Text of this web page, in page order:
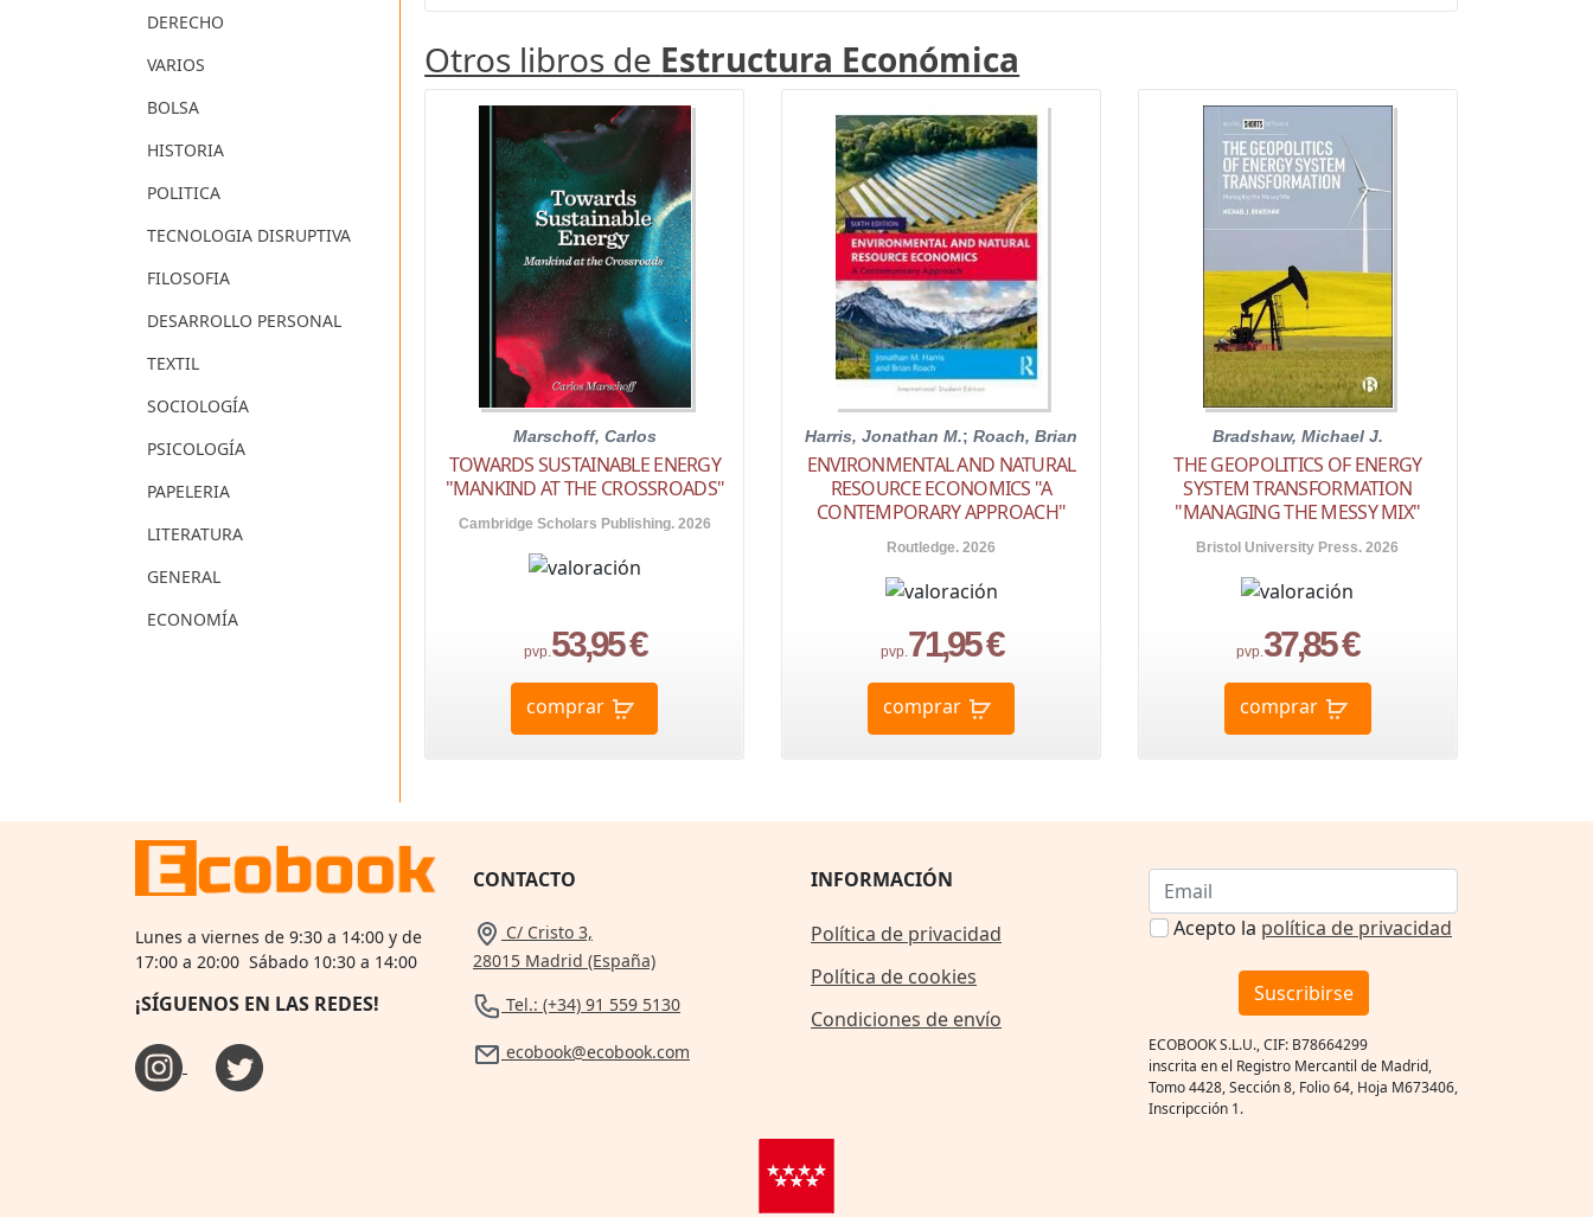
DERECHO
VARIOS
BOLSA
HISTORIA
POLITICA
TECNOLOGIA DISRUPTIVA
FILOSOFIA
DESARROLLO PERSONAL
TEXTIL
SOCIOLOGÍA
PSICOLOGÍA
PAPELERIA
LITERATURA
GENERAL
ECONOMÍA
Otros libros de Estructura Económica
Marschoff, Carlos
TOWARDS SUSTAINABLE ENERGY
"MANKIND AT THE CROSSROADS"
Cambridge Scholars Publishing. 2026
pvp.53,95 €
comprar
Harris, Jonathan M.;Roach, Brian
ENVIRONMENTAL AND NATURAL
RESOURCE ECONOMICS "A
CONTEMPORARY APPROACH"
Routledge. 2026
pvp.71,95 €
comprar
Bradshaw, Michael J.
THE GEOPOLITICS OF ENERGY
SYSTEM TRANSFORMATION
"MANAGING THE MESSY MIX"
Bristol University Press. 2026
pvp.37,85 €
comprar
Lunes a viernes de 9:30 a 14:00 y de
17:00 a 20:00 Sábado 10:30 a 14:00
¡SÍGUENOS EN LAS REDES!
CONTACTO
C/ Cristo 3,
28015 Madrid (España)
Tel.: (+34) 91 559 5130
ecobook@ecobook.com
INFORMACIÓN
Política de privacidad
Política de cookies
Condiciones de envío
Acepto la política de privacidad
Suscribirse
ECOBOOK S.L.U., CIF: B78664299
inscrita en el Registro Mercantil de Madrid,
Tomo 4428, Sección 8, Folio 64, Hoja M673406,
Inscripcción 1.